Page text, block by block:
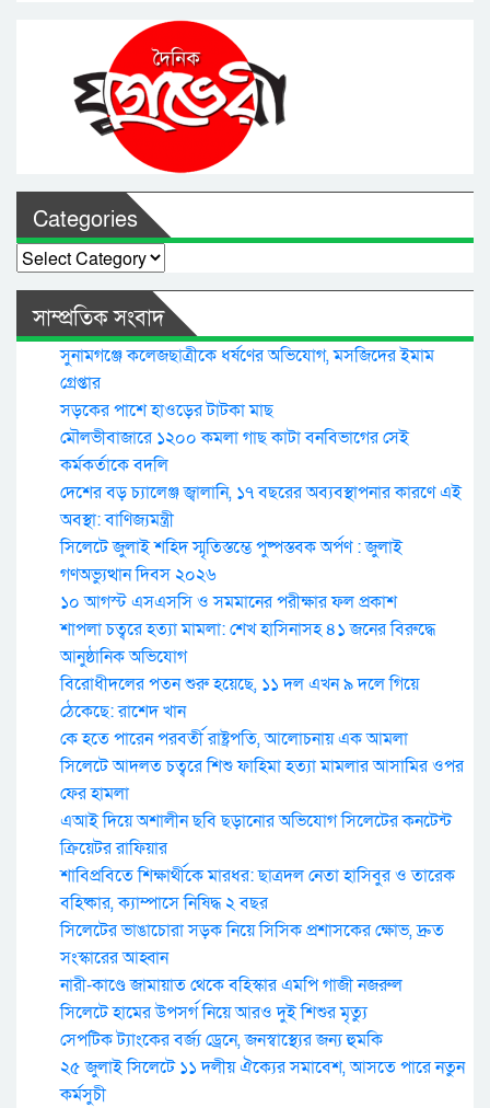
Categories
Categories
সাম্প্রতিক সংবাদ
সুনামগঞ্জে কলেজছাত্রীকে ধর্ষণের অভিযোগ, মসজিদের ইমাম
গ্রেপ্তার
সড়কের পাশে হাওড়ের টাটকা মাছ
মৌলভীবাজারে ১২০০ কমলা গাছ কাটা বনবিভাগের সেই
কর্মকর্তাকে বদলি
দেশের বড় চ্যালেঞ্জ জ্বালানি, ১৭ বছরের অব্যবস্থাপনার কারণে এই
অবস্থা: বাণিজ্যমন্ত্রী
সিলেটে জুলাই শহিদ স্মৃতিস্তম্ভে পুষ্পস্তবক অর্পণ : জুলাই
গণঅভ্যুত্থান দিবস ২০২৬
১০ আগস্ট এসএসসি ও সমমানের পরীক্ষার ফল প্রকাশ
শাপলা চত্বরে হত্যা মামলা: শেখ হাসিনাসহ ৪১ জনের বিরুদ্ধে
আনুষ্ঠানিক অভিযোগ
বিরোধীদলের পতন শুরু হয়েছে, ১১ দল এখন ৯ দলে গিয়ে
ঠেকেছে: রাশেদ খান
কে হতে পারেন পরবর্তী রাষ্ট্রপতি, আলোচনায় এক আমলা
সিলেটে আদলত চত্বরে শিশু ফাহিমা হত্যা মামলার আসামির ওপর
ফের হামলা
এআই দিয়ে অশালীন ছবি ছড়ানোর অভিযোগ সিলেটের কনটেন্ট
ক্রিয়েটর রাফিয়ার
শাবিপ্রবিতে শিক্ষার্থীকে মারধর: ছাত্রদল নেতা হাসিবুর ও তারেক
বহিষ্কার, ক্যাম্পাসে নিষিদ্ধ ২ বছর
সিলেটের ভাঙাচোরা সড়ক নিয়ে সিসিক প্রশাসকের ক্ষোভ, দ্রুত
সংস্কারের আহ্বান
নারী-কাণ্ডে জামায়াত থেকে বহিস্কার এমপি গাজী নজরুল
সিলেটে হামের উপসর্গ নিয়ে আরও দুই শিশুর মৃত্যু
সেপটিক ট্যাংকের বর্জ্য ড্রেনে, জনস্বাস্থ্যের জন্য হুমকি
২৫ জুলাই সিলেটে ১১ দলীয় ঐক্যের সমাবেশ, আসতে পারে নতুন
কর্মসুচী